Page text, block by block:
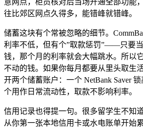
意网点，柜员核对后当场开通全部功能
往比郊区网点久得多，能错峰就错峰。
储蓄这块有个常被忽略的细节。
利率不低，但有个”取款惩罚”——只要
钱，那个月的利率就会大幅跳水。所以
不动的钱。如果你每月都要从里头取生
开两个储蓄账户：一个 NetBank Saver
个用作日常流动性，取款不影响利率。
信用记录也得提一句。很多留学生不知
从你第一张本地信用卡或水电账单开始